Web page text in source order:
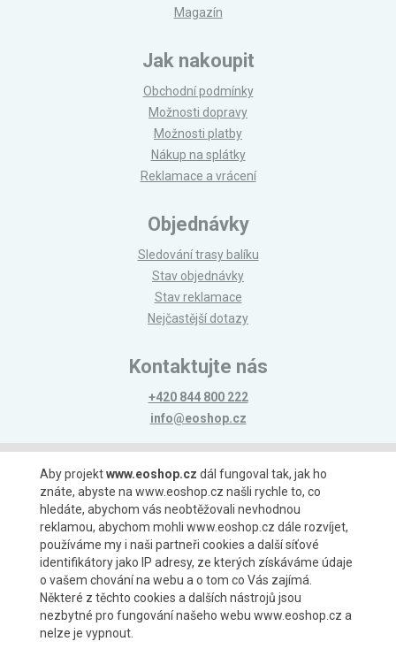
Magazín
Jak nakoupit
Obchodní podmínky
Možnosti dopravy
Možnosti platby
Nákup na splátky
Reklamace a vrácení
Objednávky
Sledování trasy balíku
Stav objednávky
Stav reklamace
Nejčastější dotazy
Kontaktujte nás
+420 844 800 222
info@eoshop.cz
Možnosti platby
Možnosti dopravy
Aby projektwww.eoshop.cz dál fungoval tak, jak ho
znáte, abyste na www.eoshop.cz našli rychle to, co
hledáte, abychom vás neobtěžovali nevhodnou
reklamou, abychom mohli www.eoshop.cz dále rozvíjet,
používáme my i naši partneři cookies a další síťové
identifikátory jako IP adresy, ze kterých získáváme údaje
o vašem chování na webu a o tom co Vás zajímá.
Některé z těchto cookies a dalších nástrojů jsou
nezbytné pro fungování našeho webu www.eoshop.cz a
nelze je vypnout.